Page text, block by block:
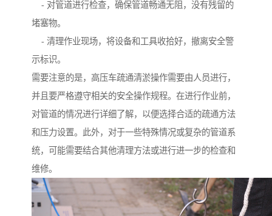
- 对管道进行检查，确保管道畅通无阻，没有残留的
堵塞物。
- 清理作业现场，将设备和工具收拾好，撤离安全警
示标识。
需要注意的是，高压车疏通清淤操作需要由人员进行，
并且要严格遵守相关的安全操作规程。在进行作业前，
对管道的情况进行详细了解，以便选择合适的疏通方法
和压力设置。此外，对于一些特殊情况或复杂的管道系
统，可能需要结合其他清理方法或进行进一步的检查和
维修。